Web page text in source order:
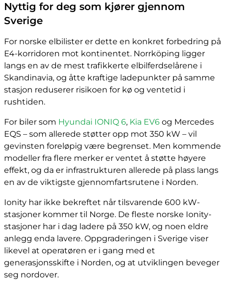
Nyttig for deg som kjører gjennom
Sverige
For norske elbilister er dette en konkret forbedring på
E4-korridoren mot kontinentet. Norrköping ligger
langs en av de mest trafikkerte elbilferdselårene i
Skandinavia, og åtte kraftige ladepunkter på samme
stasjon reduserer risikoen for kø og ventetid i
rushtiden.
For biler som Hyundai IONIQ 6, Kia EV6 og Mercedes
EQS – som allerede støtter opp mot 350 kW – vil
gevinsten foreløpig være begrenset. Men kommende
modeller fra flere merker er ventet å støtte høyere
effekt, og da er infrastrukturen allerede på plass langs
en av de viktigste gjennomfartsrutene i Norden.
Ionity har ikke bekreftet når tilsvarende 600 kW-
stasjoner kommer til Norge. De fleste norske Ionity-
stasjoner har i dag ladere på 350 kW, og noen eldre
anlegg enda lavere. Oppgraderingen i Sverige viser
likevel at operatøren er i gang med et
generasjonsskifte i Norden, og at utviklingen beveger
seg nordover.